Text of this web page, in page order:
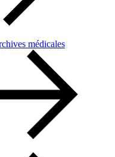
médicales